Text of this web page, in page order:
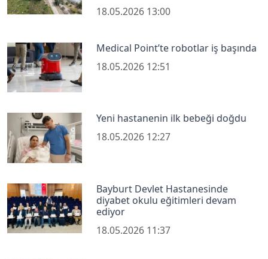
18.05.2026 13:00
Medical Point’te robotlar iş başında
18.05.2026 12:51
Yeni hastanenin ilk bebeği doğdu
18.05.2026 12:27
Bayburt Devlet Hastanesinde
diyabet okulu eğitimleri devam
ediyor
18.05.2026 11:37